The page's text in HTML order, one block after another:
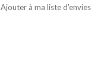
Ajouter à ma liste d'envies